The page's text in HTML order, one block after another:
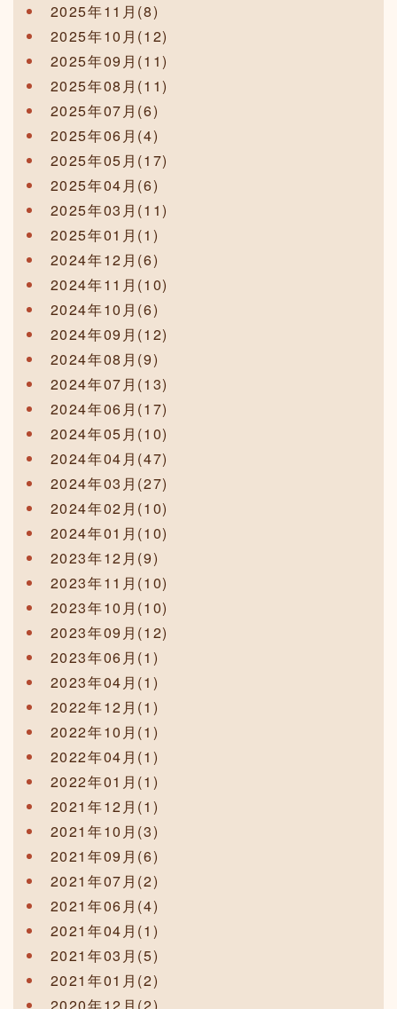
2025年11月(8)
2025年10月(12)
2025年09月(11)
2025年08月(11)
2025年07月(6)
2025年06月(4)
2025年05月(17)
2025年04月(6)
2025年03月(11)
2025年01月(1)
2024年12月(6)
2024年11月(10)
2024年10月(6)
2024年09月(12)
2024年08月(9)
2024年07月(13)
2024年06月(17)
2024年05月(10)
2024年04月(47)
2024年03月(27)
2024年02月(10)
2024年01月(10)
2023年12月(9)
2023年11月(10)
2023年10月(10)
2023年09月(12)
2023年06月(1)
2023年04月(1)
2022年12月(1)
2022年10月(1)
2022年04月(1)
2022年01月(1)
2021年12月(1)
2021年10月(3)
2021年09月(6)
2021年07月(2)
2021年06月(4)
2021年04月(1)
2021年03月(5)
2021年01月(2)